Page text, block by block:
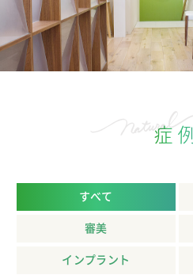
症例
すべて
審美
インプラント